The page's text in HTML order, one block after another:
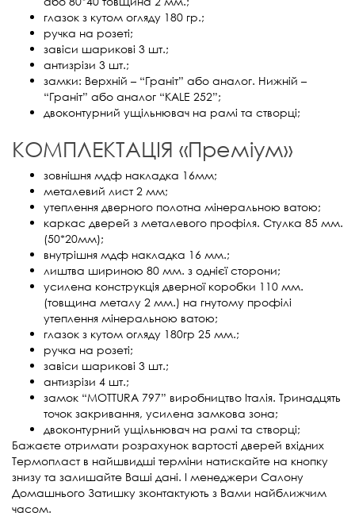
глазок з кутом огляду 180 гр.;
ручка на розеті;
завіси шарикові 3 шт.;
антизрізи 3 шт.;
замки: Верхній – “Граніт” або аналог. Нижній –
“Граніт” або аналог “KALE 252”;
двоконтурний ущільнювач на рамі та створці;
КОМПЛЕКТАЦІЯ «Преміум»
зовнішня мдф накладка 16мм;
металевий лист 2 мм;
утеплення дверного полотна мінеральною ватою;
каркас дверей з металевого профіля. Стулка 85 мм.
(50*20мм);
внутрішня мдф накладка 16 мм.;
лиштва шириною 80 мм. з однієї сторони;
усилена конструкція дверної коробки 110 мм.
(товщина металу 2 мм.) на гнутому профілі
утеплення мінеральною ватою;
глазок з кутом огляду 180гр 25 мм.;
ручка на розеті;
завіси шарикові 3 шт.;
антизрізи 4 шт.;
замок “MOTTURA 797” виробництво Італія. Тринадцять
точок закривання, усилена замкова зона;
двоконтурний ущільнювач на рамі та створці;
Бажаєте отримати розрахунок вартості дверей вхідних
Термопласт в найшвидші терміни натискайте на кнопку
знизу та залишайте Ваші дані. І менеджери Салону
Домашнього Затишку зконтактують з Вами найближчим
часом.